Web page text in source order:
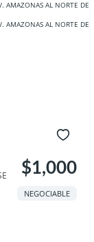
$1,000
NEGOCIABLE